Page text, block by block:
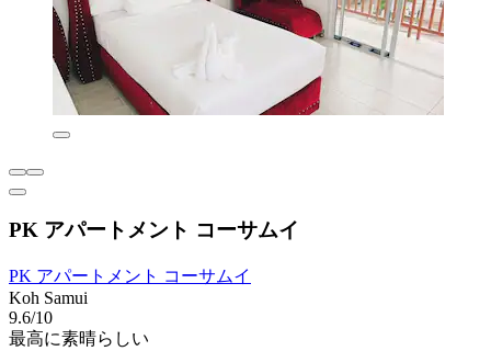
PK アパートメント コーサムイ
PK アパートメント コーサムイ
Koh Samui
9.6/10
最高に素晴らしい